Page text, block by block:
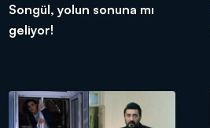
Songül, yolun sonuna mı
geliyor!